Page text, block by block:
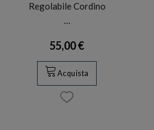
Regolabile Cordino
…
55,00 €
Acquista